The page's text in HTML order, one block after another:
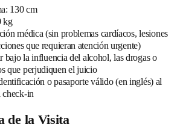
130 cm
kg
médica (sin problemas cardíacos, lesiones
que requieran atención urgente)
bajo la influencia del alcohol, las drogas o
que perjudiquen el juicio
o pasaporte válido (en inglés) al
check-in
de la Visita